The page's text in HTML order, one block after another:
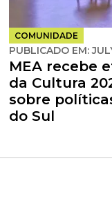
COMUNIDADE
PUBLICADO EM:
MEA recebe
da Cultura
sobre
do Sul